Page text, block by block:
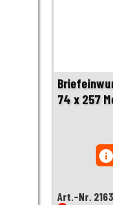
74 x 257
Art.-Nr.